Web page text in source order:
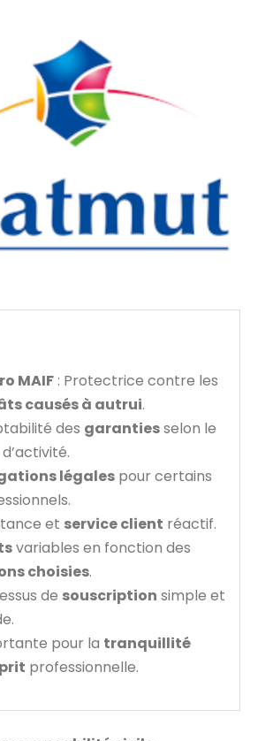
MAIF : Protectrice contre les
causés à autrui.
des garantiesselon le
légales pour certains
et service client réactif.
variables en fonction des
choisies.
de souscription simple et
pour la tranquillité
professionnelle.